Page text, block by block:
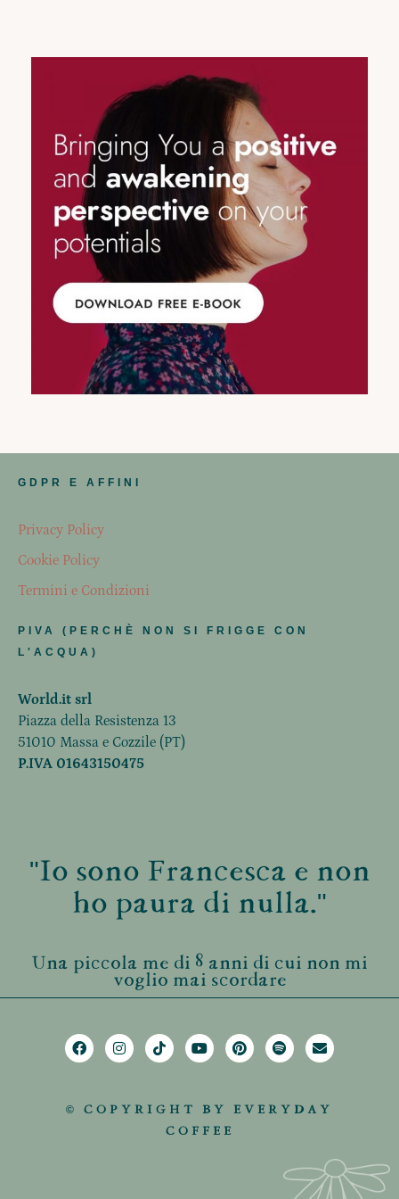
GDPR E AFFINI
Privacy Policy
Cookie Policy
Termini e Condizioni
PIVA (PERCHÈ NON SI FRIGGE CON
L'ACQUA)
World.it srl
Piazza della Resistenza 13
51010 Massa e Cozzile (PT)
P.IVA 01643150475
"Io sono Francesca e non
ho paura di nulla."
Una piccola me di 8 anni di cui non mi
voglio mai scordare
© COPYRIGHT BY EVERYDAY
COFFEE